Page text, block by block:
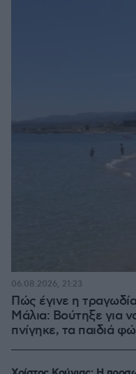
Πώς έγινε η
Μάλια: Βούτηξε για
πνίγηκε, τα παιδιά
06.08.2026, 21:23